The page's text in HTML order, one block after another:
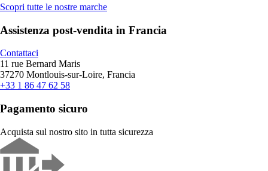
Scopri tutte le nostre marche
Assistenza post-vendita in Francia
Contattaci
11 rue Bernard Maris
37270 Montlouis-sur-Loire, Francia
+33 1 86 47 62 58
Pagamento sicuro
Acquista sul nostro sito in tutta sicurezza